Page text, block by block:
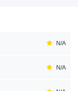
N/A
N/A